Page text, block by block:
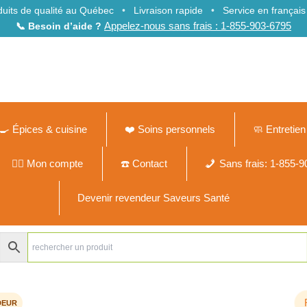
de qualité au Québec • Livraison rapide • Service en français
📞 Besoin d’aide ? Appelez-nous sans frais : 1-855-903-6795
🍳 Épices & cuisine ❤️ Soins personnels 🧼
🙍‍♂️ Mon compte ☎️ Contact Sans frais: 1-855-
Devenir revendeur Saveurs Santé